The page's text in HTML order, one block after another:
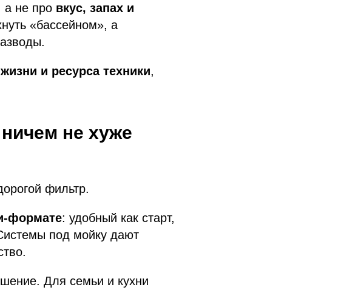
а не про вкус, запах и
«бассейном», а
и ресурса техники,
не хуже
фильтр.
формате: удобный как старт,
под мойку дают
Для семьи и кухни